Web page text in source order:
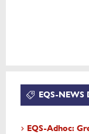
EQS-NEWS
EQS-Adhoc: